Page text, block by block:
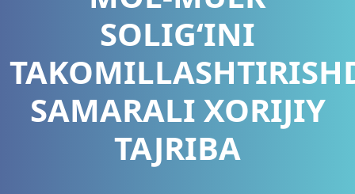
SOLIG‘INI
SAMARALI XORIJIY
TAJRIBA